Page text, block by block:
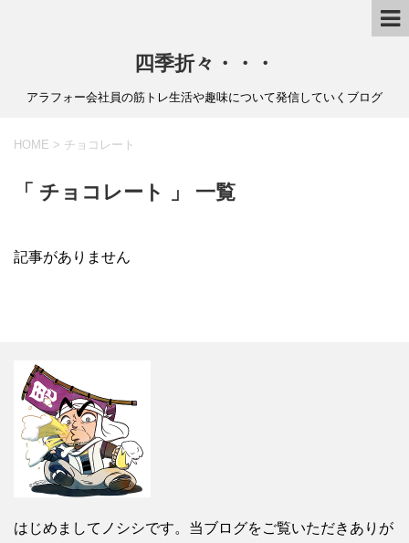
四季折々・・・
アラフォー会社員の筋トレ生活や趣味について発信していくブログ
HOME > チョコレート
「 チョコレート 」 一覧
記事がありません
はじめましてノシシです。当ブログをご覧いただきありが